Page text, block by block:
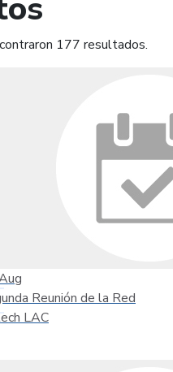
177 resultados.
Reunión de la Red
LAC